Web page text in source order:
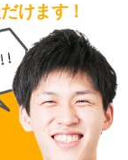
けます！